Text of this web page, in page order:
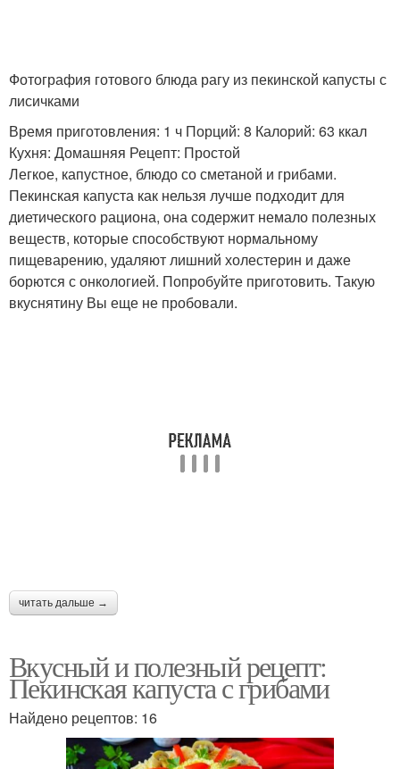
Капусты к поливу Капусты к свету
Капусты к почве
шампиньонами
Капуста со сметаной Капуста с курицей
Капуста с колбасой
Капуста с картошкой Капуста с кабачком
Фотография готового блюда рагу из пекинской капусты с
лисичками
Время приготовления: 1 ч Порций: 8 Калорий: 63 ккал
Кухня: Домашняя Рецепт: Простой
Легкое, капустное, блюдо со сметаной и грибами.
Пекинская капуста как нельзя лучше подходит для
диетического рациона, она содержит немало полезных
веществ, которые способствуют нормальному
пищеварению, удаляют лишний холестерин и даже
борются с онкологией. Попробуйте приготовить. Такую
вкуснятину Вы еще не пробовали.
читать дальше →
Вкусный и полезный рецепт:
Пекинская капуста с грибами
Найдено рецептов: 16